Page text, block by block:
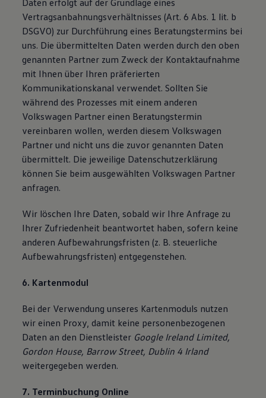
Daten erfolgt auf der Grundlage eines
Vertragsanbahnungsverhältnisses (Art. 6 Abs. 1 lit. b
DSGVO) zur Durchführung eines Beratungstermins bei
uns. Die übermittelten Daten werden durch den oben
genannten Partner zum Zweck der Kontaktaufnahme
mit Ihnen über Ihren präferierten
Kommunikationskanal verwendet. Sollten Sie
während des Prozesses mit einem anderen
Volkswagen Partner einen Beratungstermin
vereinbaren wollen, werden diesem Volkswagen
Partner und nicht uns die zuvor genannten Daten
übermittelt. Die jeweilige Datenschutzerklärung
können Sie beim ausgewählten Volkswagen Partner
anfragen.
Wir löschen Ihre Daten, sobald wir Ihre Anfrage zu
Ihrer Zufriedenheit beantwortet haben, sofern keine
anderen Aufbewahrungsfristen (z. B. steuerliche
Aufbewahrungsfristen) entgegenstehen.
6. Kartenmodul
Bei der Verwendung unseres Kartenmoduls nutzen
wir einen Proxy, damit keine personenbezogenen
Daten an den Dienstleister Google Ireland Limited,
Gordon House, Barrow Street, Dublin 4 Irland
weitergegeben werden.
7. Terminbuchung Online